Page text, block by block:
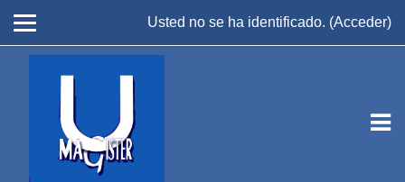
Usted no se ha identificado. (Acceder)